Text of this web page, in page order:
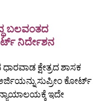
ಬಲವಂತದ
ನಿರ್ದೇಶನ
ಕ್ಷೇತ್ರದ ಶಾಸಕ
ಸುಪ್ರೀಂ ಕೋರ್ಟ್‌
ನ್ಯಾಯಾಲಯಕ್ಕೆ ಇದೇ